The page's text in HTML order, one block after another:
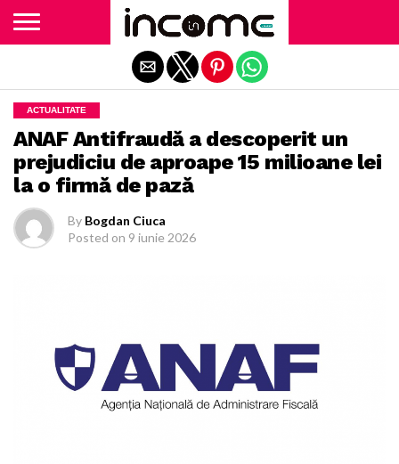
ACTUALITATE
ANAF Antifraudă a descoperit un
prejudiciu de aproape 15 milioane lei
la o firmă de pază
By Bogdan Ciuca
Posted on 9 iunie 2026
Exit mobile version